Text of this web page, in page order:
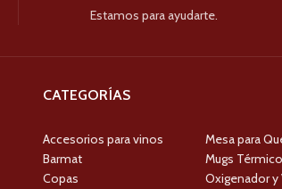
Estamos para ayudarte.
CATEGORÍAS
Accesorios para vinos
Barmat
Copas
Mesa para
Mugs
Oxigenador